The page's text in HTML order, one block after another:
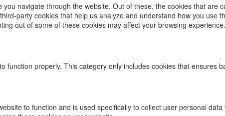
navigate through the website. Out of these, the cookies that
party cookies that help us analyze and understand how you
out of some of these cookies may affect your browsing experience.
function properly. This category only includes cookies that
to function and is used specifically to collect user personal